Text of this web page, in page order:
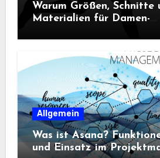
Warum Größen, Schnitte
Materialien für Damen-
Allgemein
Was ist Asana?
und Einsatz im